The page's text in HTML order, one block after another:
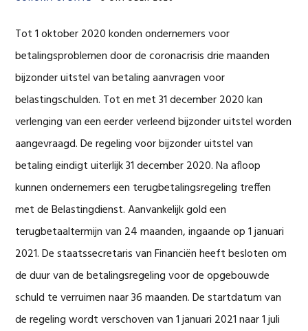
Tot 1 oktober 2020 konden ondernemers voor
betalingsproblemen door de coronacrisis drie maanden
bijzonder uitstel van betaling aanvragen voor
belastingschulden. Tot en met 31 december 2020 kan
verlenging van een eerder verleend bijzonder uitstel worden
aangevraagd. De regeling voor bijzonder uitstel van
betaling eindigt uiterlijk 31 december 2020. Na afloop
kunnen ondernemers een terugbetalingsregeling treffen
met de Belastingdienst. Aanvankelijk gold een
terugbetaaltermijn van 24 maanden, ingaande op 1 januari
2021. De staatssecretaris van Financiën heeft besloten om
de duur van de betalingsregeling voor de opgebouwde
schuld te verruimen naar 36 maanden. De startdatum van
de regeling wordt verschoven van 1 januari 2021 naar 1 juli